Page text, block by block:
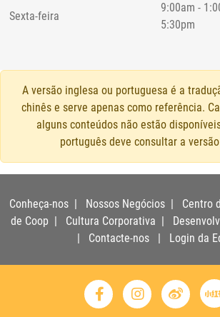
Sexta-feira
9:00am -
5:30pm
A versão inglesa ou portuguesa é a
chinês e serve apenas como referência.
alguns conteúdos não estão
português deve consultar a
Conheça-nos| Nossos Negócios| Centro
de Coop | Cultura Corporativa |
| Contacte-nos| Login da